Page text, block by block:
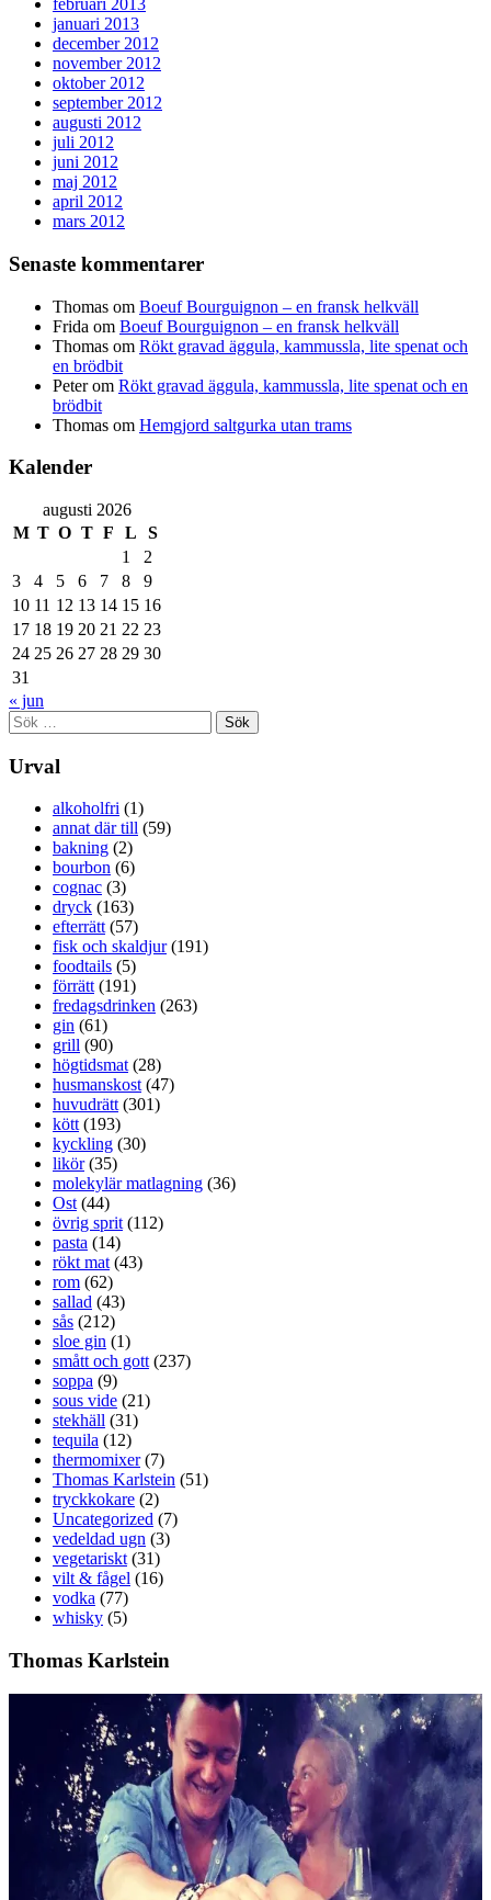
februari 2013
januari 2013
december 2012
november 2012
oktober 2012
september 2012
augusti 2012
juli 2012
juni 2012
maj 2012
april 2012
mars 2012
Senaste kommentarer
Thomas om Boeuf Bourguignon – en fransk helkväll
Frida om Boeuf Bourguignon – en fransk helkväll
Thomas om Rökt gravad äggula, kammussla, lite spenat och
en brödbit
Peterom Rökt gravad äggula, kammussla, lite spenat och en
brödbit
Thomas om Hemgjord saltgurka utan trams
Kalender
augusti 2026
M T O T F L
S
1
2
3
4 5 6 7 8
9
10 11 12 13 14 15 16
17 18 19 20 21 22 23
24 25 26 27 28 29 30
31
« jun
Sök
efter:
Urval
alkoholfri (1)
annat där till (59)
bakning (2)
bourbon (6)
cognac (3)
dryck (163)
efterrätt(57)
fisk och skaldjur(191)
foodtails (5)
förrätt(191)
fredagsdrinken (263)
gin (61)
grill (90)
högtidsmat(28)
husmanskost(47)
huvudrätt(301)
kött(193)
kyckling (30)
likör(35)
molekylär matlagning (36)
Ost(44)
övrig sprit(112)
pasta (14)
rökt mat(43)
rom (62)
sallad (43)
sås (212)
sloe gin (1)
smått och gott(237)
soppa (9)
sous vide (21)
stekhäll (31)
tequila (12)
thermomixer(7)
Thomas Karlstein (51)
tryckkokare (2)
Uncategorized (7)
vedeldad ugn (3)
vegetariskt(31)
vilt & fågel (16)
vodka (77)
whisky (5)
Thomas Karlstein